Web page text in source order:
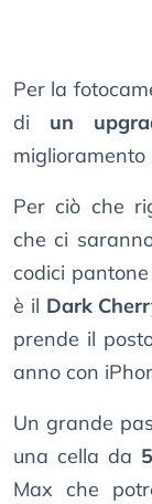
Per la
di un
Per ciò che
che ci
codici
è il Dark
prende il
anno con
Un grande
una cella da
Max che